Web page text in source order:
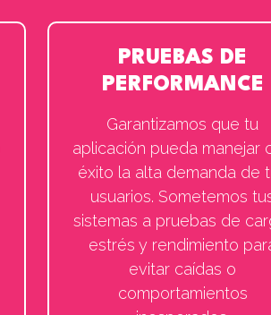
PRUEBAS DE
PERFORMANCE
Garantizamos que tu
aplicación pueda manejar
éxito la alta demanda de
usuarios. Sometemos
sistemas a pruebas de
estrés y rendimiento
evitar caídas o
comportamientos